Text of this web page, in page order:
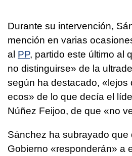
Durante su intervención,
mención en varias
al PP, partido este último al
no distinguirse» de la
según ha destacado, «lejos
ecos» de lo que decía el
Núñez Feijoo, de que «no
Sánchez ha subrayado que
Gobierno «responderán» a